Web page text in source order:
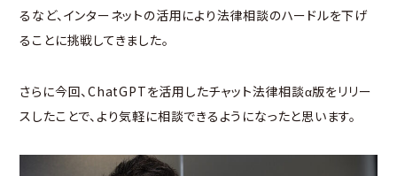
るなど、インターネットの活用により法律相談のハードルを下げ
ることに挑戦してきました。
さらに今回、ChatGPTを活用したチャット法律相談α版をリリー
スしたことで、より気軽に相談できるようになったと思います。